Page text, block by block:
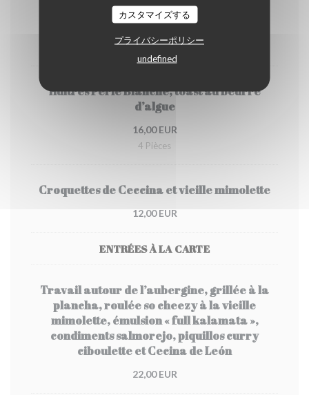
カスタマイズする
プライバシーポリシー
undefined
Foie gras maison, toasts de campagne et
condiment oignon miel
29,00 EUR
Huîtres Perle Blanche, toast au beurre
d’algue
16,00 EUR
4 Pièces
Croquettes de Ceccina et vieille mimolette
12,00 EUR
ENTRÉES À LA CARTE
Travail autour de l’aubergine, grillée à la
plancha, roulée so cheezy à la vieille
mimolette, émulsion « full kalamata »,
condiments salmorejo, piquillos curry
ciboulette et Cecina de León
22,00 EUR